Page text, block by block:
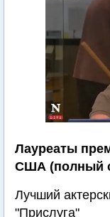
Лауреаты
США (полный
Лучший
"Прислуга"